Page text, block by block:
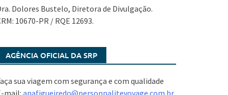
Dolores Bustelo, Diretora de Divulgação.
10670-PR / RQE 12693.
AGÊNCIA OFICIAL DA SRP
sua viagem com segurança e com qualidade
mail: anafigueiredo@personnalitevoyage.com.br